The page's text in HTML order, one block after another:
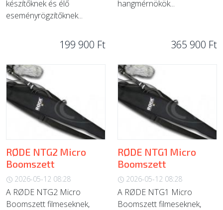
készítőknek és élő
eseményrögzítőknek...
199 900 Ft
hangmérnökök...
365 900 Ft
RØDE NTG2 Micro
Boomszett
2026-05-12 08:28
A RØDE NTG2 Micro
Boomszett filmeseknek,
RØDE NTG1 Micro
Boomszett
2026-05-12 08:28
A RØDE NTG1 Micro
Boomszett filmeseknek,